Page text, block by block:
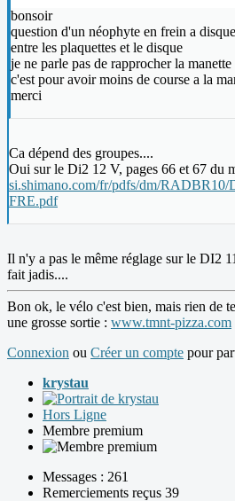
bonsoir
question d'un néophyte en frein a
entre les plaquettes et le disque
je ne parle pas de rapprocher la
c'est pour avoir moins de course a la
merci
Ca dépend des groupes....
Oui sur le Di2 12 V, pages 66 et 67 du
si.shimano.com/fr/pdfs/dm/
FRE.pdf
Il n'y a pas le même réglage sur le DI2
fait jadis....
Bon ok, le vélo c'est bien, mais rien de
une grosse sortie : www.tmnt-pizza.com
Connexion ou Créer un compte pour
krystau
Hors Ligne
Membre premium
Messages : 261
Remerciements reçus 39